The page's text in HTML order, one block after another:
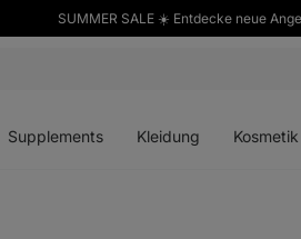
SUMMER SALE ☀️ Entdecke neue
Supplements Kleidung Kosmetik